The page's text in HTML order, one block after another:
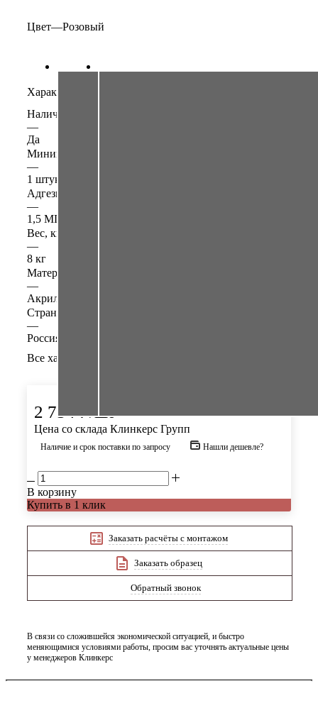
Цвет—Розовый
Характеристики
Наличие образца в шоу-руме
—
Да
Минимальная партия
—
1 штука
Адгезия
—
1,5 МПа
Вес, кг
—
8 кг
Материал (основной компонент)
—
Акрил
Страна производства
—
Россия
Все характеристики
2 754₽/шт
Цена со склада Клинкерс Групп
Наличие и срок поставки по запросу Нашли дешевле?
В корзину
Купить в 1 клик
Заказать расчёты с монтажом
Заказать образец
Обратный звонок
В связи со сложившейся экономической ситуацией, и быстро
меняющимися условиями работы, просим вас уточнять актуальные цены
у менеджеров Клинкерс